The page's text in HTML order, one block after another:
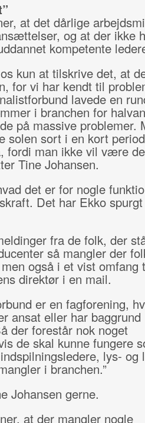
at det dårlige
og at der ikke
kompetente
kun at tilskrive det, at
for vi har kendt til
lavede en
i branchen for
på massive problemer.
solen sort i en kort
fordi man ikke vil være
Tine Johansen.
det er for nogle
Det har Ekko
fra de folk, der
så mangler der
også i et vist omfang
direktør i en mail.
er en fagforening,
ansat eller har
der forestår nok noget
de skal kunne fungere
lys- og
i branchen.”
Johansen gerne.
at der mangler nogle